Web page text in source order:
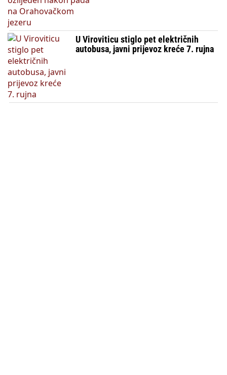
U Viroviticu stiglo pet električnih
autobusa, javni prijevoz kreće 7. rujna